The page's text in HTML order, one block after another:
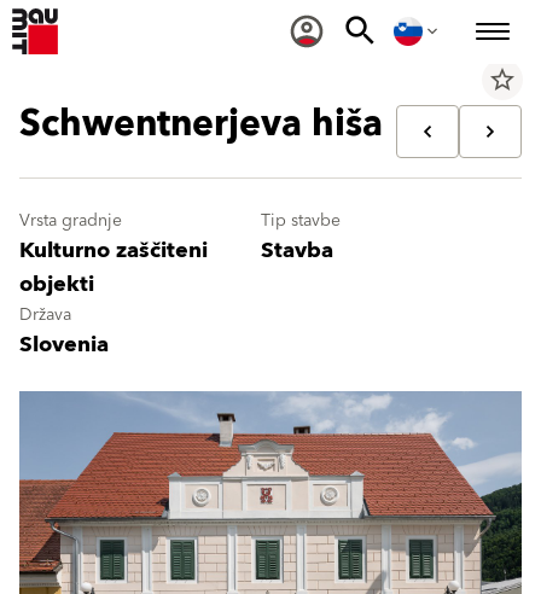
star_border
Schwentnerjeva hiša
Vrsta gradnje
Kulturno zaščiteni
objekti
Tip stavbe
Stavba
Država
Slovenia